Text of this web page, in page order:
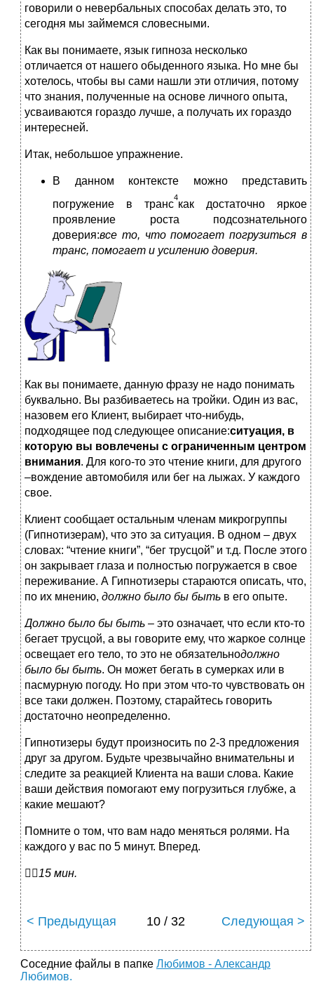
говорили о невербальных способах делать это, то
сегодня мы займемся словесными.
Как вы понимаете, язык гипноза несколько
отличается от нашего обыденного языка. Но мне бы
хотелось, чтобы вы сами нашли эти отличия, потому
что знания, полученные на основе личного опыта,
усваиваются гораздо лучше, а получать их гораздо
интересней.
Итак, небольшое упражнение.
В данном контексте можно представить
погружение в транс
4
как достаточно яркое
проявление роста подсознательного
доверия:все то, что помогает погрузиться в
транс, помогает и усилению доверия.
Как вы понимаете, данную фразу не надо понимать
буквально. Вы разбиваетесь на тройки. Один из вас,
назовем его Клиент, выбирает что-нибудь,
подходящее под следующее описание:ситуация, в
которую вы вовлечены с ограниченным центром
внимания. Для кого-то это чтение книги, для другого
–вождение автомобиля или бег на лыжах. У каждого
свое.
Клиент сообщает остальным членам микрогруппы
(Гипнотизерам), что это за ситуация. В одном – двух
словах: “чтение книги”, “бег трусцой” и т.д. После этого
он закрывает глаза и полностью погружается в свое
переживание. А Гипнотизеры стараются описать, что,
по их мнению, должно было бы быть в его опыте.
Должно было бы быть – это означает, что если кто-то
бегает трусцой, а вы говорите ему, что жаркое солнце
освещает его тело, то это не обязательнодолжно
было бы быть. Он может бегать в сумерках или в
пасмурную погоду. Но при этом что-то чувствовать он
все таки должен. Поэтому, старайтесь говорить
достаточно неопределенно.
Гипнотизеры будут произносить по 2-3 предложения
друг за другом. Будьте чрезвычайно внимательны и
следите за реакцией Клиента на ваши слова. Какие
ваши действия помогают ему погрузиться глубже, а
какие мешают?
Помните о том, что вам надо меняться ролями. На
каждого у вас по 5 минут. Вперед.
15 мин.
< Предыдущая 10 / 32 Следующая >
Соседние файлы в папке Любимов - Александр
Любимов.